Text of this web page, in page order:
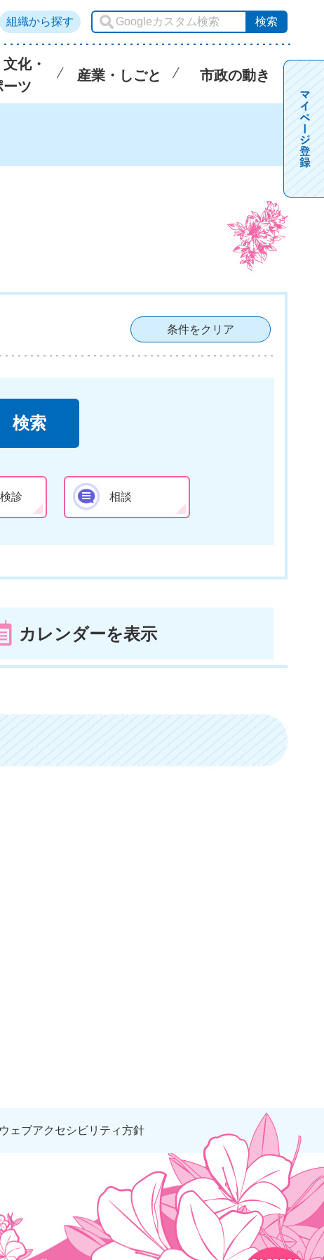
組織から探す
化・
ーツ
産業・しごと 市政の動き
条件をクリア
診 相談
カレンダーを表示
ウェブアクセシビリティ方針